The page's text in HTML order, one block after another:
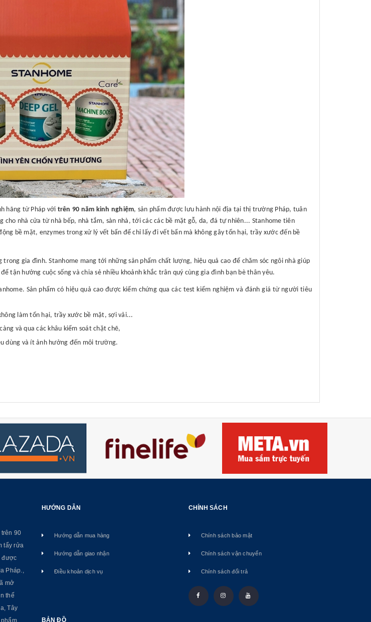
hãng từ Pháp với trên 90 năm kinh nghiệm, sản phẩm được lưu hành nội địa tại thị trường Pháp, tuân
cho nhà cửa từ nhà bếp, nhà tắm, sàn nhà, tới các các bề mặt gỗ, da, đá tự nhiên... Stanhome tiên
bề mặt, enzymes trong xử lý vết bẩn để chỉ lấy đi vết bẩn mà không gây tổn hại, trầy xước đến bề
gia đình. Stanhome mang tới những sản phẩm chất lượng, hiệu quả cao để chăm sóc ngôi nhà giúp
tận hưởng cuộc sống và chia sẻ nhiều khoảnh khắc trân quý cùng gia đình bạn bè thân yêu.
Sản phẩm có hiệu quả cao được kiểm chứng qua các test kiểm nghiệm và đánh giá từ người tiêu
làm tổn hại, trầy xước bề mặt, sợi vải...
và qua các khâu kiểm soát chặt chẽ,
dùng và ít ảnh hưởng đến môi trường.
90
tẩy rửa
được
Pháp.,
mở
thế
Tây
phẩm
HƯỚNG DẪN
Hướng dẫn mua hàng
Hướng dẫn giao nhận
Điều khoản dịch vụ
CHÍNH SÁCH
Chính sách bảo mật
Chính sách vận chuyển
Chính sách đổi trả
BẢN ĐỒ